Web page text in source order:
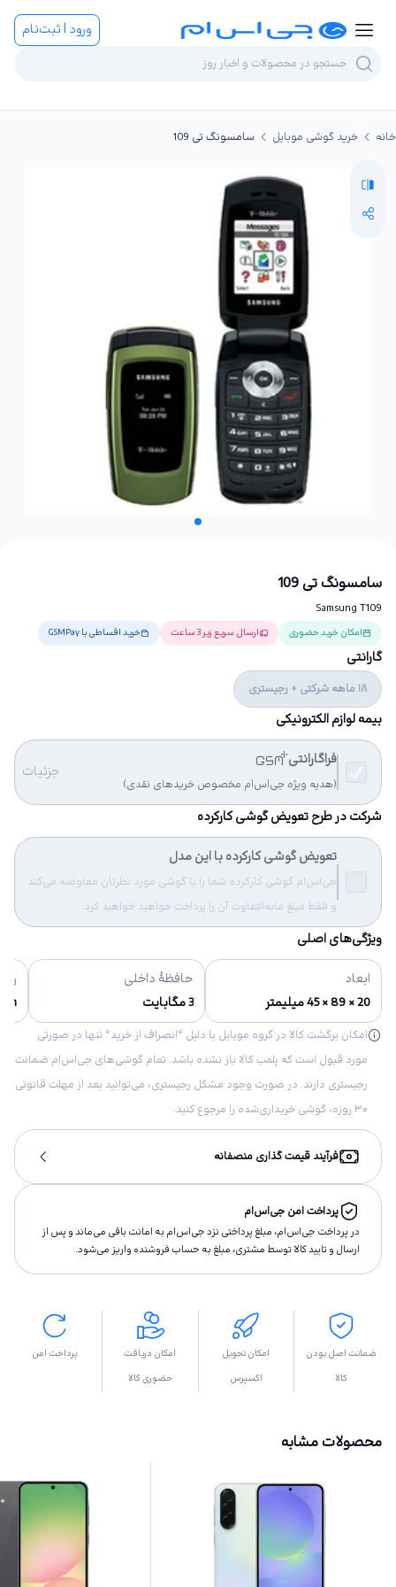
ورود | ثبت‌نام
خانه خرید گوشی موبایل سامسونگ تی 109
سامسونگ تی 109
Samsung T109
امکان خرید حضوری ارسال سریع زیر 3 ساعت خرید اقساطی با GSMPay
گارانتی
18 ماهه شرکتی + رجیستری
بیمه لوازم الکترونیکی
فراگارانتی
(هدیه ویژه جی‌اس‌ام مخصوص خریدهای نقدی)
جزئیات
شرکت در طرح تعویض گوشی کارکرده
تعویض گوشی کارکرده با این مدل
جی‌اس‌ام گوشی کارکرده شما را با گوشی مورد نظرتان معاوضه می‌کند
و فقط مبلغ مابه‌التفاوت آن را پرداخت خواهید خواهید کرد.
ویژگی‌های اصلی
ابعاد
20 × 89 × 45 میلیمتر
حافظهٔ داخلی
3 مگابایت
امکان برگشت کالا در گروه موبایل با دلیل “انصراف از خرید“ تنها در صورتی
مورد قبول است که پلمب کالا باز نشده باشد. تمام گوشی‌های جی‌اس‌ام ضمانت
رجیستری دارند. در صورت وجود مشکل رجیستری، می‌توانید بعد از مهلت قانونی
۳۰ روزه، گوشی خریداری‌شده را مرجوع کنید.
فرآیند قیمت گذاری منصفانه
پرداخت امن جی‌اس‌ام
در پرداخت جی‌اس‌ام، مبلغ پرداختى نزد جی‌اس‌ام به امانت باقى مى‌ماند و پس از
ارسال و تاييد كالا توسط مشتری، مبلغ به حساب فروشنده واريز مى‌شود.
ضمانت اصل بودن
کالا
امکان تحویل
اکسپرس
امکان دریافت
حضوری کالا
پرداخت امن
محصولات مشابه